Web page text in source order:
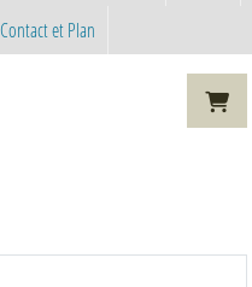
Contact et Plan